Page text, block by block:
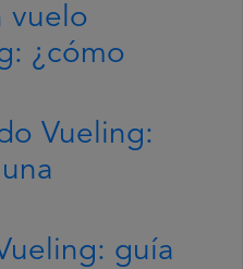
vuelo
¿cómo
Vueling:
guía